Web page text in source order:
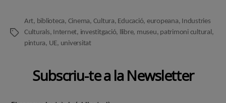
Etiquetes
Art, biblioteca, Cinema, Cultura, Educació, europeana, Industries
Culturals, Internet, investitgació, llibre, museu, patrimoni cultural ,
pintura, UE, universitat
Subscriu-te a la Newsletter